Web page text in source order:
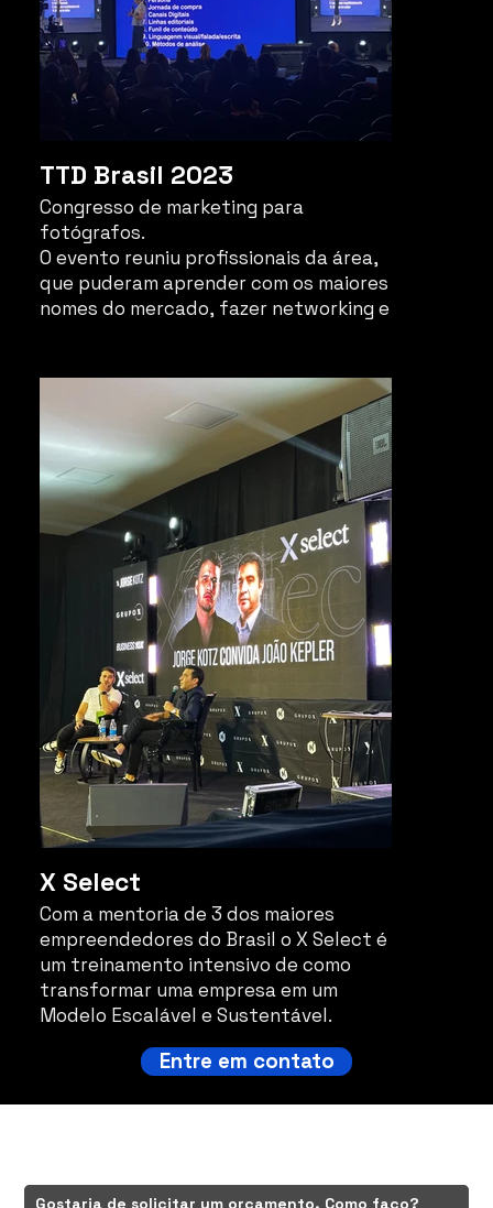
TTD Brasil 2023
Congresso de marketing para
fotógrafos.
O evento reuniu profissionais da área,
que puderam aprender com os maiores
nomes do mercado, fazer networking e
X Select
Com a mentoria de 3 dos maiores
empreendedores do Brasil o X Select é
um treinamento intensivo de como
transformar uma empresa em um
Modelo Escalável e Sustentável.
Entre em contato
Gostaria de solicitar um orçamento. Como faço?